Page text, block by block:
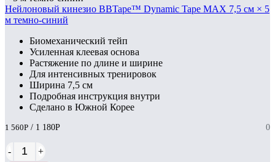
Нейлоновый кинезио BBTape™ Dynamic Tape MAX 7,5 см × 5
м темно-синий
Биомеханический тейп
Усиленная клеевая основа
Растяжение по длине и ширине
Для интенсивных тренировок
Ширина 7,5 см
Подробная инструкция внутри
Сделано в Южной Корее
1 560Р / 1 180Р 0
-
+